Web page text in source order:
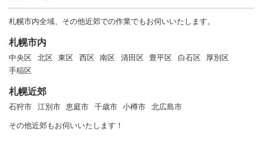
札幌市内全域、その他近郊での作業でもお伺いいたします。
札幌市内
中央区 北区 東区 西区 南区 清田区 豊平区 白石区 厚別区
手稲区
札幌近郊
石狩市 江別市 恵庭市 千歳市 小樽市 北広島市
その他近郊もお伺いいたします！